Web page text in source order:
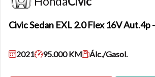
CivicSedan EXL 2.0 Flex 16V Aut.4p
2021 95.000 KM Álc./Gasol.